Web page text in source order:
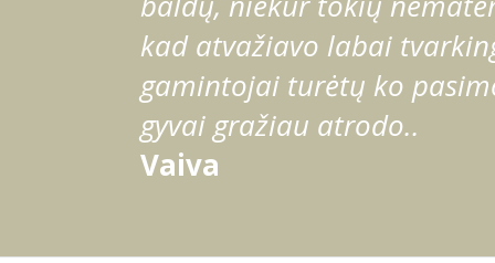
kad atvažiavo labai
gamintojai turėtų ko
gyvai gražiau atrodo..
Vaiva